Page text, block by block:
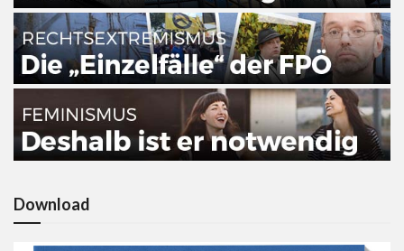
Download